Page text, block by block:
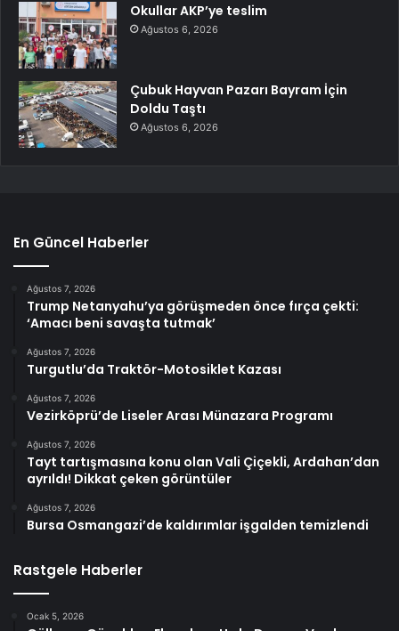
Okullar AKP’ye teslim
Ağustos 6, 2026
Çubuk Hayvan Pazarı Bayram İçin
Doldu Taştı
Ağustos 6, 2026
En Güncel Haberler
Ağustos 7, 2026
Trump Netanyahu’ya görüşmeden önce fırça çekti:
‘Amacı beni savaşta tutmak’
Ağustos 7, 2026
Turgutlu’da Traktör-Motosiklet Kazası
Ağustos 7, 2026
Vezirköprü’de Liseler Arası Münazara Programı
Ağustos 7, 2026
Tayt tartışmasına konu olan Vali Çiçekli, Ardahan’dan
ayrıldı! Dikkat çeken görüntüler
Ağustos 7, 2026
Bursa Osmangazi’de kaldırımlar işgalden temizlendi
Rastgele Haberler
Ocak 5, 2026